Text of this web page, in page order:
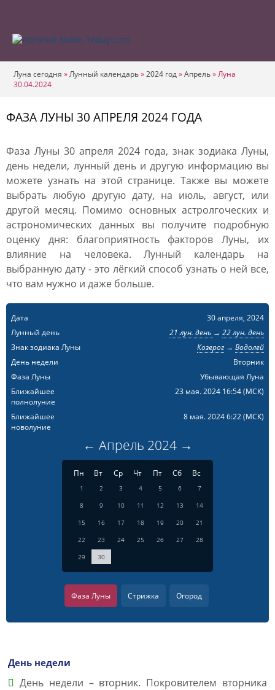
Луна сегодня »Лунный календарь»2024 год»Апрель»Луна
30.04.2024
ФАЗА ЛУНЫ 30 АПРЕЛЯ 2024 ГОДА
Фаза Луны 30 апреля 2024 года, знак зодиака Луны,
день недели, лунный день и другую информацию вы
можете узнать на этой странице. Также вы можете
выбрать любую другую дату, на июль, август, или
другой месяц. Помимо основных астролгоческих и
астрономических данных вы получите подробную
оценку дня: благоприятность факторов Луны, их
влияние на человека. Лунный календарь на
выбранную дату - это лёгкий способ узнать о ней все,
что вам нужно и даже больше.
Дата
30 апреля, 2024
Лунный день
21 лун. день → 22 лун. день
Знак зодиака Луны
Козерог→ Водолей
День недели
Вторник
Фаза Луны
Убывающая Луна
Ближайшее
полнолуние
23 мая. 2024 16:54(МСК)
Ближайшее
новолуние
8 мая. 2024 6:22(МСК)
← Апрель 2024 →
Пн Вт Ср Чт Пт Сб Вс
1 2 3 4 5 6
7
8
9 10 11 12 13
14
15
16 17 18 19 20
21
22
23 24 25 26 27
28
29
30
Фаза Луны Стрижка Огород
День недели
День недели – вторник. Покровителем вторника